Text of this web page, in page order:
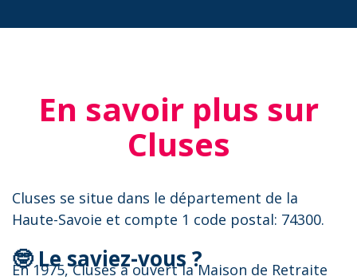
En savoir plus sur
Cluses
Cluses se situe dans le département de la
Haute-Savoie et compte 1 code postal: 74300.
🤓 Le saviez-vous ?
En 1975, Cluses a ouvert la Maison de Retraite